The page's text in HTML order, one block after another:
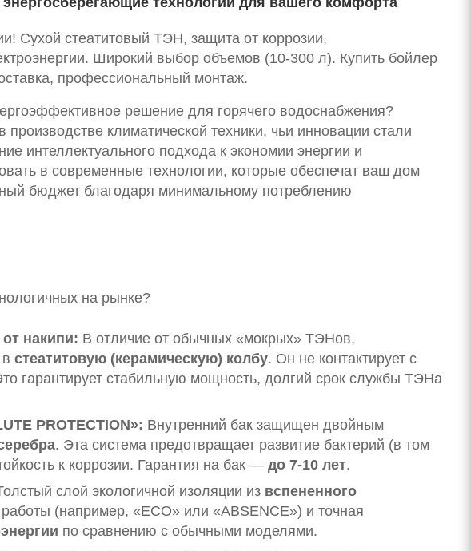
Сухой стеатитовый ТЭН, защита от коррозии,
Широкий выбор объемов (10-300 л). Купить бойлер
профессиональный монтаж.
решение для горячего водоснабжения?
климатической техники, чьи инновации стали
интеллектуального подхода к экономии энергии и
в современные технологии, которые обеспечат ваш дом
бюджет благодаря минимальному потреблению
на рынке?
накипи: В отличие от обычных «мокрых» ТЭНов,
стеатитовую (керамическую) колбу. Он не контактирует с
гарантирует стабильную мощность, долгий срок службы ТЭНа
PROTECTION»: Внутренний бак защищен двойным
. Эта система предотвращает развитие бактерий (в том
к коррозии. Гарантия на бак — до 7-10 лет.
слой экологичной изоляции из вспененного
(например, «ECO» или «ABSENCE») и точная
по сравнению с обычными моделями.